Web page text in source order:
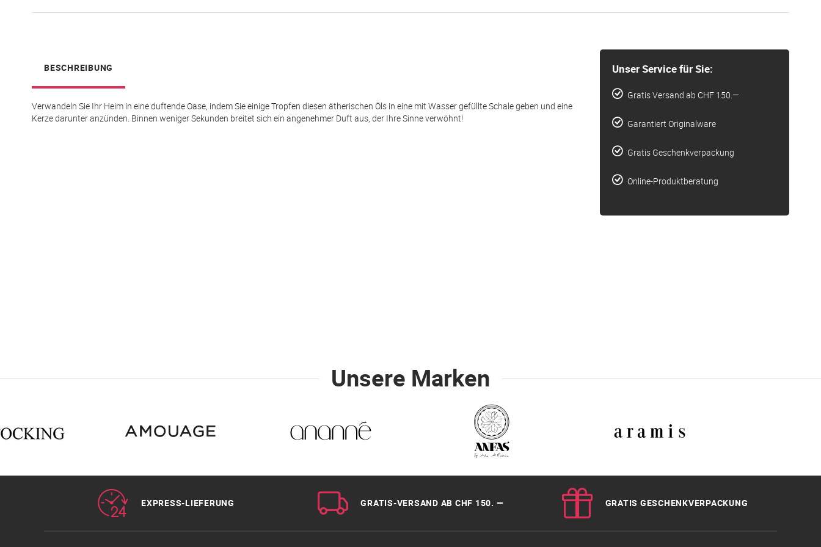
springen
BESCHREIBUNG
Verwandeln Sie Ihr Heim in eine duftende Oase, indem Sie einige Tropfen diesen ätherischen Öls in eine mit Wasser gefüllte Schale geben und eine
Kerze darunter anzünden. Binnen weniger Sekunden breitet sich ein angenehmer Duft aus, der Ihre Sinne verwöhnt!
Unser Service für Sie:
Gratis Versand ab CHF 150.—
Garantiert Originalware
Gratis Geschenkverpackung
Online-Produktberatung
Unsere Marken
EXPRESS-LIEFERUNG GRATIS-VERSAND AB CHF 150. — GRATIS GESCHENKVERPACKUNG